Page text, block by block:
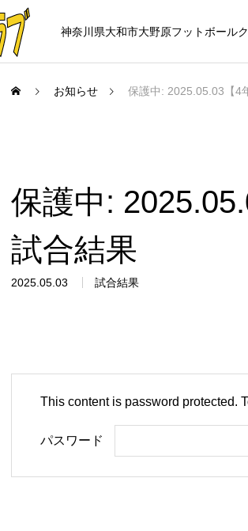
神奈川県大和市大野原フットボール
お知らせ 保護中: 2025.05.03【
保護中:
試合結果
2025.05.03 試合結果
This content is password protected.
パスワード